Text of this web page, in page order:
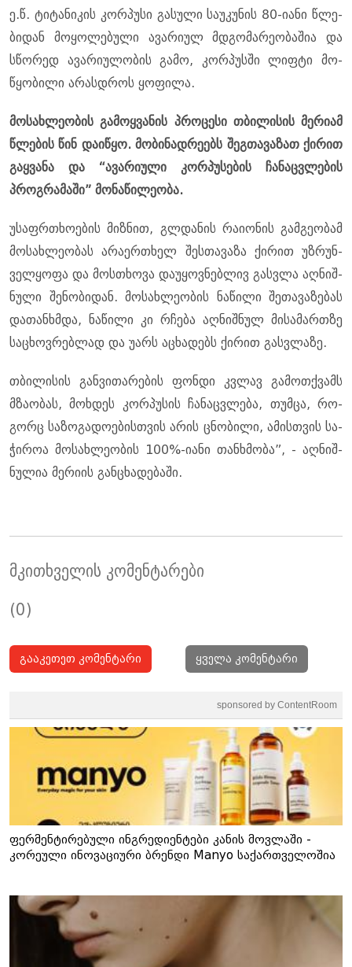
ე.წ. ტი­ტა­ნი­კის კორ­პუ­სი გა­სუ­ლი სა­უ­კუ­ნის 80-იანი წლე­
ბი­დან მო­ყო­ლე­ბუ­ლი ავა­რი­ულ მდგო­მა­რე­ო­ბა­შია და
სწო­რედ ავა­რი­უ­ლო­ბის გამო, კორ­პუს­ში ლიფ­ტი მო­
წყო­ბი­ლი არას­დროს ყო­ფი­ლა.
მო­სახ­ლე­ო­ბის გა­მოყ­ვა­ნის პრო­ცე­სი თბი­ლი­სის მე­რი­ამ
წლე­ბის წინ და­ი­წყო. მო­ბი­ნად­რე­ებს შეგ­თა­ვა­ზათ ქი­რით
გაყ­ვა­ნა და “ავა­რი­უ­ლი კორ­პუ­სე­ბის ჩა­ნაც­ვლე­ბის
პროგ­რა­მა­ში” მო­ნა­წი­ლე­ო­ბა.
უსაფრ­თხო­ე­ბის მიზ­ნით, გლ­და­ნის რა­ი­ო­ნის გამ­გე­ო­ბამ
მო­სახ­ლე­ო­ბას არა­ერ­თხელ შეს­თა­ვა­ზა ქი­რით უზ­რუნ­
ველ­ყო­ფა და მოს­თხო­ვა და­უ­ყოვ­ნებ­ლივ გას­ვლა აღ­ნიშ­
ნუ­ლი შე­ნო­ბი­დან. მო­სახ­ლე­ო­ბის ნა­წი­ლი შე­თა­ვა­ზე­ბას
და­თან­ხმდა, ნა­წი­ლი კი რჩე­ბა აღ­ნიშ­ნულ მი­სა­მარ­თზე
სა­ცხოვ­რებ­ლად და უარს აცხა­დებს ქი­რით გას­ვლა­ზე.
თბი­ლი­სის გან­ვი­თა­რე­ბის ფონ­დი კვლავ გა­მოთ­ქვამს
მზა­ო­ბას, მოხ­დეს კორ­პუ­სის ჩა­ნაც­ვლე­ბა, თუმ­ცა, რო­
გორც სა­ზო­გა­დო­ე­ბის­თვის არის ცნო­ბი­ლი, ამის­თვის სა­
ჭი­როა მო­სახ­ლე­ო­ბის 100%-იანი თან­ხმო­ბა”, - აღ­ნიშ­
ნუ­ლია მე­რი­ის გან­ცხა­დე­ბა­ში.
მკითხველის კომენტარები
(0)
გააკეთეთ კომენტარი ყველა კომენტარი
sponsored by ContentRoom
ფერმენტირებული ინგრედიენტები კანის მოვლაში -
კორეული ინოვაციური ბრენდი Manyo საქართველოშია